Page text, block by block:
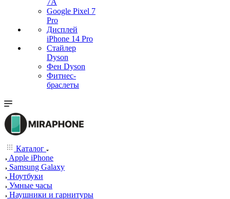
7А
Google Pixel 7
Pro
Дисплей
iPhone 14 Pro
Стайлер
Dyson
Фен Dyson
Фитнес-
браслеты
Каталог
Apple iPhone
Samsung Galaxy
Ноутбуки
Умные часы
Наушники и гарнитуры